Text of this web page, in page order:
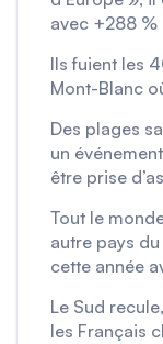
avec +288
Ils fuient les
Mont-Blanc
Des plages
un
être prise
Tout le
autre pays
cette année
Le Sud
les Français